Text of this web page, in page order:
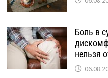
Боль в
нельзя